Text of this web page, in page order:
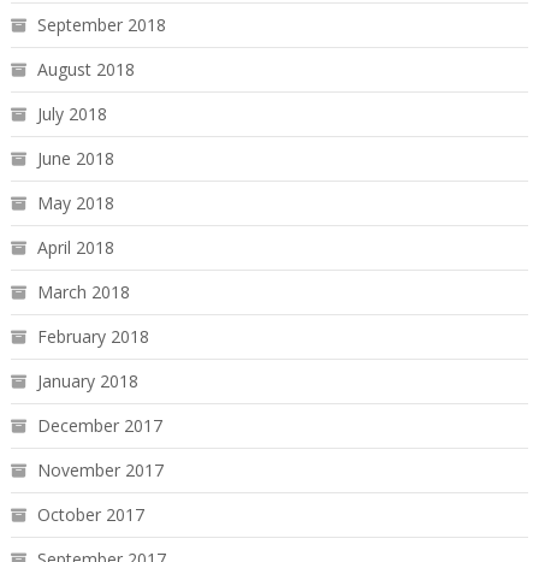
September 2018
August 2018
July 2018
June 2018
May 2018
April 2018
March 2018
February 2018
January 2018
December 2017
November 2017
October 2017